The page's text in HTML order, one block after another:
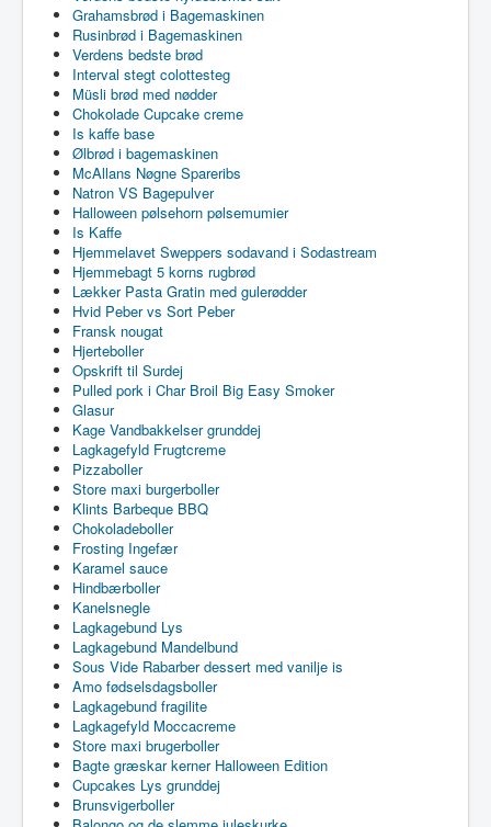
Grahamsbrød i Bagemaskinen
Rusinbrød i Bagemaskinen
Verdens bedste brød
Interval stegt colottesteg
Müsli brød med nødder
Chokolade Cupcake creme
Is kaffe base
Ølbrød i bagemaskinen
McAllans Nøgne Spareribs
Natron VS Bagepulver
Halloween pølsehorn pølsemumier
Is Kaffe
Hjemmelavet Sweppers sodavand i Sodastream
Hjemmebagt 5 korns rugbrød
Lækker Pasta Gratin med gulerødder
Hvid Peber vs Sort Peber
Fransk nougat
Hjerteboller
Opskrift til Surdej
Pulled pork i Char Broil Big Easy Smoker
Glasur
Kage Vandbakkelser grunddej
Lagkagefyld Frugtcreme
Pizzaboller
Store maxi burgerboller
Klints Barbeque BBQ
Chokoladeboller
Frosting Ingefær
Karamel sauce
Hindbærboller
Kanelsnegle
Lagkagebund Lys
Lagkagebund Mandelbund
Sous Vide Rabarber dessert med vanilje is
Amo fødselsdagsboller
Lagkagebund fragilite
Lagkagefyld Moccacreme
Store maxi brugerboller
Bagte græskar kerner Halloween Edition
Cupcakes Lys grunddej
Brunsvigerboller